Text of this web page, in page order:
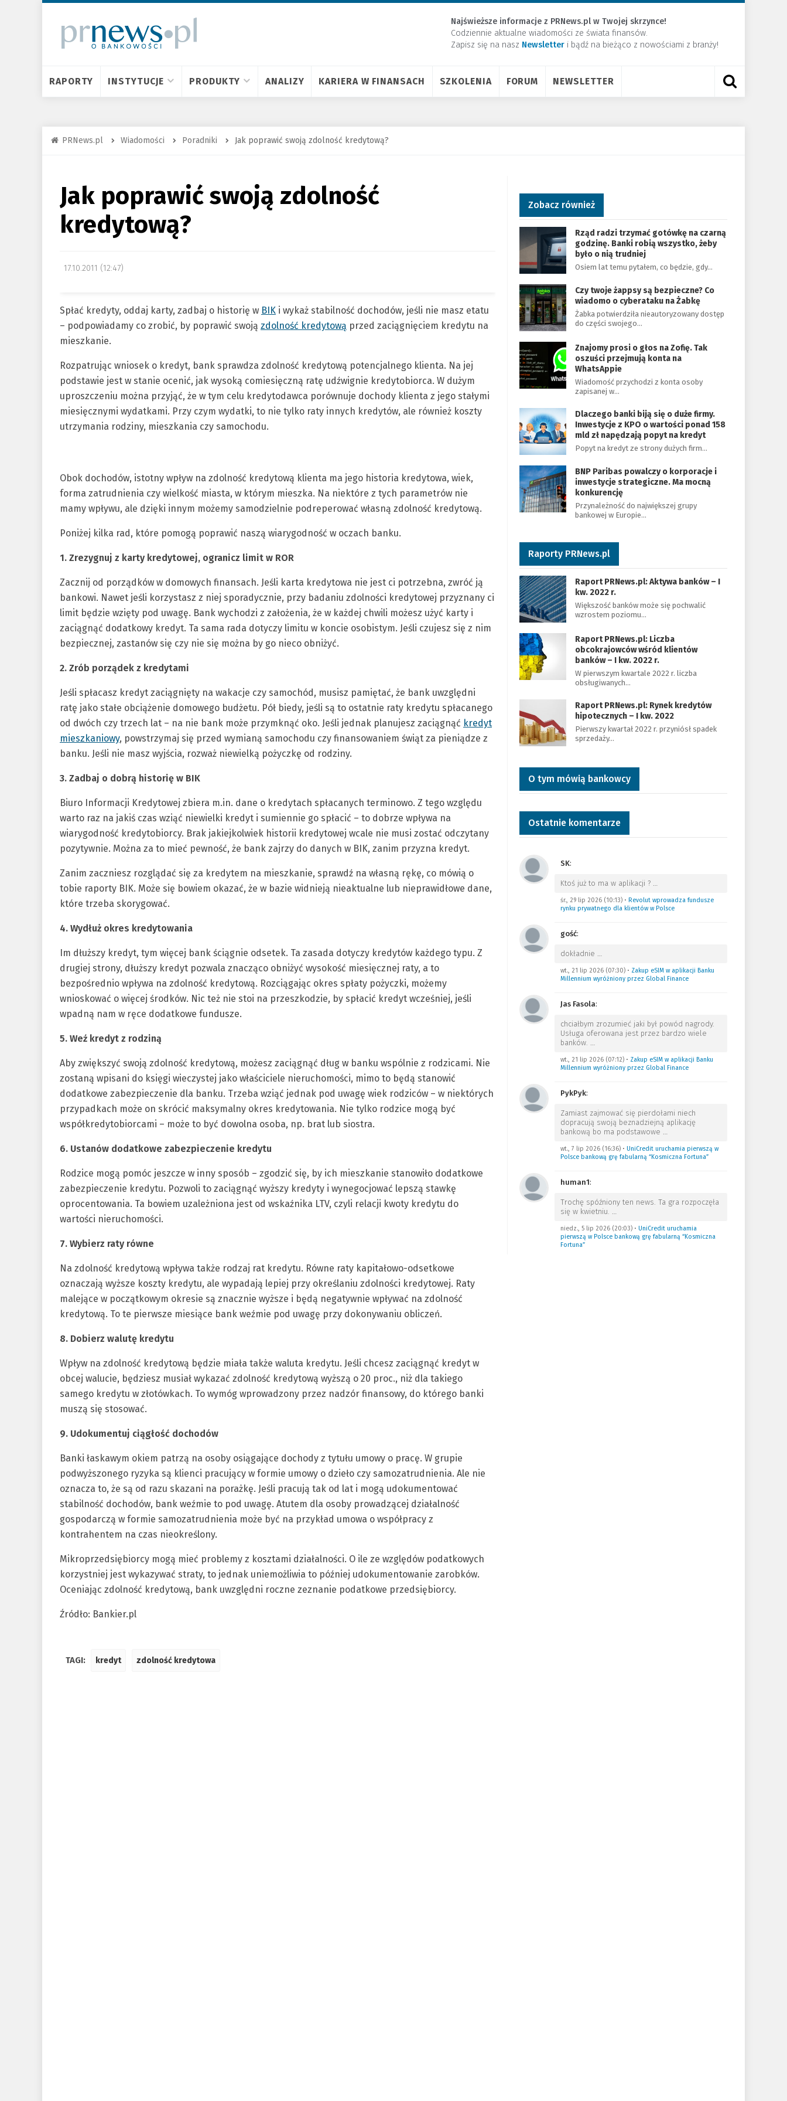
Najświeższe informacje z PRNews.pl w Twojej skrzynce!
Codziennie aktualne wiadomości ze świata finansów.
Zapisz się na nasz Newsletter ​i bądź na bieżąco z nowościami z branży!
RAPORTY INSTYTUCJE PRODUKTY ANALIZY KARIERA W FINANSACH SZKOLENIA FORUM NEWSLETTER
PRNews.pl Wiadomości Poradniki Jak poprawić swoją zdolność kredytową?
Jak poprawić swoją zdolność
kredytową?
17.10.2011 (12:47)
Spłać kredyty, oddaj karty, zadbaj o historię w BIK i wykaż stabilność dochodów, jeśli nie masz etatu
– podpowiadamy co zrobić, by poprawić swoją zdolność kredytową przed zaciągnięciem kredytu na
mieszkanie.
Rozpatrując wniosek o kredyt, bank sprawdza zdolność kredytową potencjalnego klienta. Na jej
podstawie jest w stanie ocenić, jak wysoką comiesięczną ratę udźwignie kredytobiorca. W dużym
uproszczeniu można przyjąć, że w tym celu kredytodawca porównuje dochody klienta z jego stałymi
miesięcznymi wydatkami. Przy czym wydatki, to nie tylko raty innych kredytów, ale również koszty
utrzymania rodziny, mieszkania czy samochodu.
Obok dochodów, istotny wpływ na zdolność kredytową klienta ma jego historia kredytowa, wiek,
forma zatrudnienia czy wielkość miasta, w którym mieszka. Na niektóre z tych parametrów nie
mamy wpływu, ale dzięki innym możemy samodzielnie podreperować własną zdolność kredytową.
Poniżej kilka rad, które pomogą poprawić naszą wiarygodność w oczach banku.
1. Zrezygnuj z karty kredytowej, ogranicz limit w ROR
Zacznij od porządków w domowych finansach. Jeśli karta kredytowa nie jest ci potrzebna, zwróć ją
bankowi. Nawet jeśli korzystasz z niej sporadycznie, przy badaniu zdolności kredytowej przyznany ci
limit będzie wzięty pod uwagę. Bank wychodzi z założenia, że w każdej chwili możesz użyć karty i
zaciągnąć dodatkowy kredyt. Ta sama rada dotyczy limitu w koncie osobistym. Jeśli czujesz się z nim
bezpiecznej, zastanów się czy nie się można by go nieco obniżyć.
2. Zrób porządek z kredytami
Jeśli spłacasz kredyt zaciągnięty na wakacje czy samochód, musisz pamiętać, że bank uwzględni
ratę jako stałe obciążenie domowego budżetu. Pół biedy, jeśli są to ostatnie raty kredytu spłacanego
od dwóch czy trzech lat – na nie bank może przymknąć oko. Jeśli jednak planujesz zaciągnąć kredyt
mieszkaniowy, powstrzymaj się przed wymianą samochodu czy finansowaniem świąt za pieniądze z
banku. Jeśli nie masz wyjścia, rozważ niewielką pożyczkę od rodziny.
3. Zadbaj o dobrą historię w BIK
Biuro Informacji Kredytowej zbiera m.in. dane o kredytach spłacanych terminowo. Z tego względu
warto raz na jakiś czas wziąć niewielki kredyt i sumiennie go spłacić – to dobrze wpływa na
wiarygodność kredytobiorcy. Brak jakiejkolwiek historii kredytowej wcale nie musi zostać odczytany
pozytywnie. Można za to mieć pewność, że bank zajrzy do danych w BIK, zanim przyzna kredyt.
Zanim zaczniesz rozglądać się za kredytem na mieszkanie, sprawdź na własną rękę, co mówią o
tobie raporty BIK. Może się bowiem okazać, że w bazie widnieją nieaktualne lub nieprawidłowe dane,
które trzeba skorygować.
4. Wydłuż okres kredytowania
Im dłuższy kredyt, tym więcej bank ściągnie odsetek. Ta zasada dotyczy kredytów każdego typu. Z
drugiej strony, dłuższy kredyt pozwala znacząco obniżyć wysokość miesięcznej raty, a to
bezpośrednio wpływa na zdolność kredytową. Rozciągając okres spłaty pożyczki, możemy
wnioskować o więcej środków. Nic też nie stoi na przeszkodzie, by spłacić kredyt wcześniej, jeśli
wpadną nam w ręce dodatkowe fundusze.
5. Weź kredyt z rodziną
Aby zwiększyć swoją zdolność kredytową, możesz zaciągnąć dług w banku wspólnie z rodzicami. Nie
zostaną wpisani do księgi wieczystej jako właściciele nieruchomości, mimo to będą stanowić
dodatkowe zabezpieczenie dla banku. Trzeba wziąć jednak pod uwagę wiek rodziców – w niektórych
przypadkach może on skrócić maksymalny okres kredytowania. Nie tylko rodzice mogą być
współkredytobiorcami – może to być dowolna osoba, np. brat lub siostra.
6. Ustanów dodatkowe zabezpieczenie kredytu
Rodzice mogą pomóc jeszcze w inny sposób – zgodzić się, by ich mieszkanie stanowiło dodatkowe
zabezpieczenie kredytu. Pozwoli to zaciągnąć wyższy kredyty i wynegocjować lepszą stawkę
oprocentowania. Ta bowiem uzależniona jest od wskaźnika LTV, czyli relacji kwoty kredytu do
wartości nieruchomości.
7. Wybierz raty równe
Na zdolność kredytową wpływa także rodzaj rat kredytu. Równe raty kapitałowo-odsetkowe
oznaczają wyższe koszty kredytu, ale wypadają lepiej przy określaniu zdolności kredytowej. Raty
malejące w początkowym okresie są znacznie wyższe i będą negatywnie wpływać na zdolność
kredytową. To te pierwsze miesiące bank weźmie pod uwagę przy dokonywaniu obliczeń.
8. Dobierz walutę kredytu
Wpływ na zdolność kredytową będzie miała także waluta kredytu. Jeśli chcesz zaciągnąć kredyt w
obcej walucie, będziesz musiał wykazać zdolność kredytową wyższą o 20 proc., niż dla takiego
samego kredytu w złotówkach. To wymóg wprowadzony przez nadzór finansowy, do którego banki
muszą się stosować.
9. Udokumentuj ciągłość dochodów
Banki łaskawym okiem patrzą na osoby osiągające dochody z tytułu umowy o pracę. W grupie
podwyższonego ryzyka są klienci pracujący w formie umowy o dzieło czy samozatrudnienia. Ale nie
oznacza to, że są od razu skazani na porażkę. Jeśli pracują tak od lat i mogą udokumentować
stabilność dochodów, bank weźmie to pod uwagę. Atutem dla osoby prowadzącej działalność
gospodarczą w formie samozatrudnienia może być na przykład umowa o współpracy z
kontrahentem na czas nieokreślony.
Mikroprzedsiębiorcy mogą mieć problemy z kosztami działalności. O ile ze względów podatkowych
korzystniej jest wykazywać straty, to jednak uniemożliwia to później udokumentowanie zarobków.
Oceniając zdolność kredytową, bank uwzględni roczne zeznanie podatkowe przedsiębiorcy.
Źródło: Bankier.pl
TAGI: kredyt zdolność kredytowa
Zobacz również
Rząd radzi trzymać gotówkę na czarną
godzinę. Banki robią wszystko, żeby
było o nią trudniej
Osiem lat temu pytałem, co będzie, gdy…
Czy twoje żappsy są bezpieczne? Co
wiadomo o cyberataku na Żabkę
Żabka potwierdziła nieautoryzowany dostęp
do części swojego…
Znajomy prosi o głos na Zofię. Tak
oszuści przejmują konta na
WhatsAppie
Wiadomość przychodzi z konta osoby
zapisanej w…
Dlaczego banki biją się o duże firmy.
Inwestycje z KPO o wartości ponad 158
mld zł napędzają popyt na kredyt
Popyt na kredyt ze strony dużych firm…
BNP Paribas powalczy o korporacje i
inwestycje strategiczne. Ma mocną
konkurencję
Przynależność do największej grupy
bankowej w Europie…
Raporty PRNews.pl
Raport PRNews.pl: Aktywa banków – I
kw. 2022 r.
Większość banków może się pochwalić
wzrostem poziomu…
Raport PRNews.pl: Liczba
obcokrajowców wśród klientów
banków – I kw. 2022 r.
W pierwszym kwartale 2022 r. liczba
obsługiwanych…
Raport PRNews.pl: Rynek kredytów
hipotecznych – I kw. 2022
Pierwszy kwartał 2022 r. przyniósł spadek
sprzedaży…
O tym mówią bankowcy
Ostatnie komentarze
SK:
Ktoś już to ma w aplikacji ? …
śr., 29 lip 2026 (10:13)• Revolut wprowadza fundusze
rynku prywatnego dla klientów w Polsce
gość:
dokładnie …
wt., 21 lip 2026 (07:30)• Zakup eSIM w aplikacji Banku
Millennium wyróżniony przez Global Finance
Jas Fasola:
chciałbym zrozumieć jaki był powód nagrody.
Usługa oferowana jest przez bardzo wiele
banków. …
wt., 21 lip 2026 (07:12)• Zakup eSIM w aplikacji Banku
Millennium wyróżniony przez Global Finance
PykPyk:
Zamiast zajmować się pierdołami niech
dopracują swoją beznadziejną aplikację
bankową bo ma podstawowe …
wt., 7 lip 2026 (16:36)• UniCredit uruchamia pierwszą w
Polsce bankową grę fabularną “Kosmiczna Fortuna”
human1:
Trochę spóźniony ten news. Ta gra rozpoczęła
się w kwietniu. …
niedz., 5 lip 2026 (20:03)• UniCredit uruchamia
pierwszą w Polsce bankową grę fabularną “Kosmiczna
Fortuna”